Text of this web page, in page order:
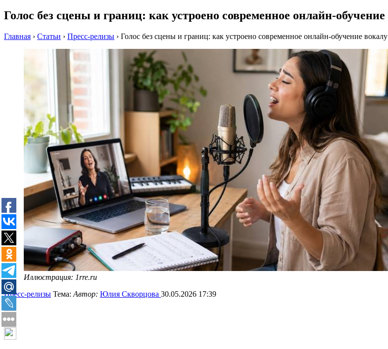
Голос без сцены и границ: как устроено современное онлайн-
Главная › Статьи › Пресс-релизы › Голос без сцены и границ: как устроено современное онлайн-обучение вокалу
Иллюстрация: 1rre.ru
Пресс-релизы Тема: Автор: Юлия Скворцова 30.05.2026 17:39